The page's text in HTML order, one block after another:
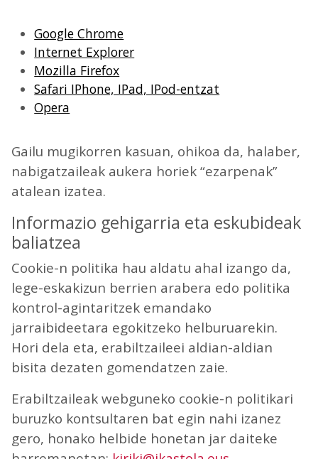
Google Chrome
Internet Explorer
Mozilla Firefox
Safari IPhone, IPad, IPod-entzat
Opera
Gailu mugikorren kasuan, ohikoa da, halaber,
nabigatzaileak aukera horiek “ezarpenak”
atalean izatea.
Informazio gehigarria eta eskubideak
baliatzea
Cookie-n politika hau aldatu ahal izango da,
lege-eskakizun berrien arabera edo politika
kontrol-agintaritzek emandako
jarraibideetara egokitzeko helburuarekin.
Hori dela eta, erabiltzaileei aldian-aldian
bisita dezaten gomendatzen zaie.
Erabiltzaileak webguneko cookie-n politikari
buruzko kontsultaren bat egin nahi izanez
gero, honako helbide honetan jar daiteke